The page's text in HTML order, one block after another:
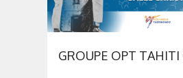
GROUPE OPT TAHITI